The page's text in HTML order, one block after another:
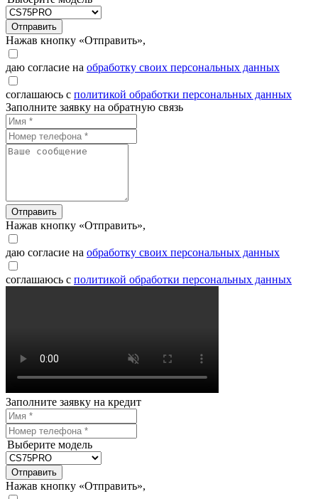
Отправить
Нажав кнопку «Отправить»,
даю согласие на обработку своих персональных данных
соглашаюсь с политикой обработки персональных данных
Заполните заявку на обратную связь
Отправить
Нажав кнопку «Отправить»,
даю согласие на обработку своих персональных данных
соглашаюсь с политикой обработки персональных данных
Заполните заявку на кредит
Выберите модель
Отправить
Нажав кнопку «Отправить»,